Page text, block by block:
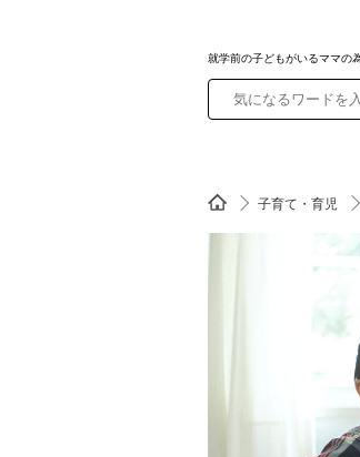
就学前の子どもがいるママの
子育て・育児